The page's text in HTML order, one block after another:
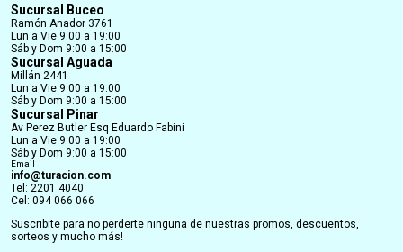
Sucursal Buceo
Ramón Anador 3761
Lun a Vie 9:00 a 19:00
Sáb y Dom 9:00 a 15:00
Sucursal Aguada
Millán 2441
Lun a Vie 9:00 a 19:00
Sáb y Dom 9:00 a 15:00
Sucursal Pinar
Av Perez Butler Esq Eduardo Fabini
Lun a Vie 9:00 a 19:00
Sáb y Dom 9:00 a 15:00
Email
info@turacion.com
Tel: 2201 4040
Cel: 094 066 066
Suscribite para no perderte ninguna de nuestras promos, descuentos,
sorteos y mucho más!